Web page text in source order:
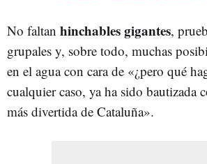
No faltan hinchables gigantes,
grupales y, sobre todo, muchas
en el agua con cara de «¿pero qué
cualquier caso, ya ha sido bautizada
más divertida de Cataluña».